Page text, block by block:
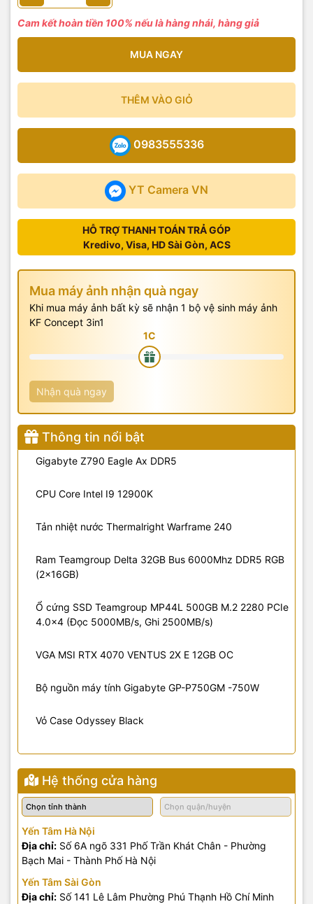
Cam kết hoàn tiền 100% nếu là hàng nhái, hàng giả
MUA NGAY
THÊM VÀO GIỎ
YT Camera VN
0983555336
HỖ TRỢ THANH TOÁN TRẢ GÓP
Kredivo, Visa, HD Sài Gòn, ACS
Mua máy ảnh nhận quà ngay
Khi mua máy ảnh bất kỳ sẽ nhận 1 bộ vệ sinh máy ảnh
KF Concept 3in1
Nhận quà ngay
Thông tin nổi bật
Gigabyte Z790 Eagle Ax DDR5
CPU Core Intel I9 12900K
Tản nhiệt nước Thermalright Warframe 240
Ram Teamgroup Delta 32GB Bus 6000Mhz DDR5 RGB
(2x16GB)
Ổ cứng SSD Teamgroup MP44L 500GB M.2 2280 PCIe
4.0x4 (Đọc 5000MB/s, Ghi 2500MB/s)
VGA MSI RTX 4070 VENTUS 2X E 12GB OC
Bộ nguồn máy tính Gigabyte GP-P750GM -750W
Vỏ Case Odyssey Black
Hệ thống cửa hàng
Yến Tâm Hà Nội
Địa chỉ: Số 6A ngõ 331 Phố Trần Khát Chân - Phường
Bạch Mai - Thành Phố Hà Nội
Yến Tâm Sài Gòn
Địa chỉ: Số 141 Lê Lâm Phường Phú Thạnh Hồ Chí Minh